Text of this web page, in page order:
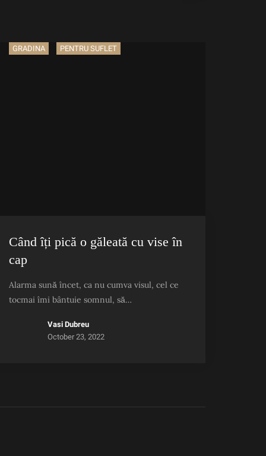
GRADINA PENTRU SUFLET
Când îți pică o găleată cu vise în
cap
Alarma sună încet, ca nu cumva visul, cel ce
tocmai îmi bântuie somnul, să…
Vasi Dubreu
October 23, 2022